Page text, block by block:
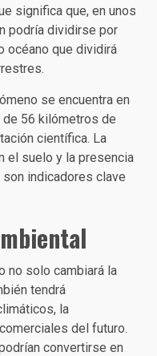
significa que, en unos
podría dividirse por
océano que dividirá
se encuentra en
de 56 kilómetros de
científica. La
el suelo y la presencia
indicadores clave
no solo cambiará la
tendrá
la
del futuro.
convertirse en